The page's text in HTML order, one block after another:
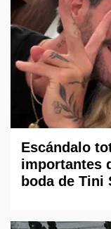
Escándalo
importantes
boda de Tini